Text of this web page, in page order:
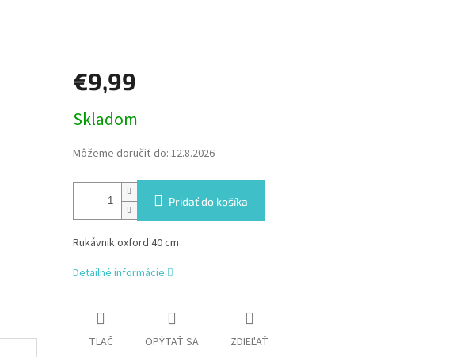
€9,99
cena:
Skladom
Môžeme doručiť do: 12.8.2026
Pridať do košíka
Rukávnik oxford 40 cm
Detailné informácie
TLAČ OPÝTAŤ SA ZDIEĽAŤ